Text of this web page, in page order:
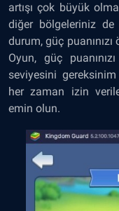
artışı çok büyük
diğer bölgeleriniz de
durum, güç
Oyun, güç
seviyesini
her zaman izin
emin olun.